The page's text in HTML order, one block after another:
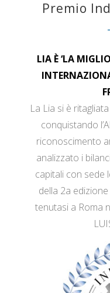
Premio
LIA È ‘LA
La Lia si è
conquistando
riconoscimento
analizzato i
capitali con sede
della 2a
tenutasi a Roma